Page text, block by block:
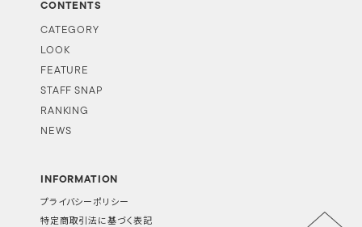
CONTENTS
CATEGORY
LOOK
FEATURE
STAFF SNAP
RANKING
NEWS
INFORMATION
プライバシーポリシー
特定商取引法に基づく表記